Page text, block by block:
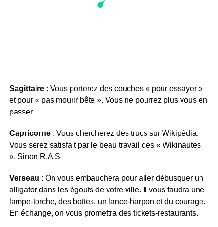
Sagittaire: Vous porterez des couches « pour essayer »
et pour « pas mourir bête ». Vous ne pourrez plus vous en
passer.
Capricorne: Vous chercherez des trucs sur Wikipédia.
Vous serez satisfait par le beau travail des « Wikinautes
». Sinon R.A.S
Verseau : On vous embauchera pour aller débusquer un
alligator dans les égouts de votre ville. Il vous faudra une
lampe-torche, des bottes, un lance-harpon et du courage.
En échange, on vous promettra des tickets-restaurants.